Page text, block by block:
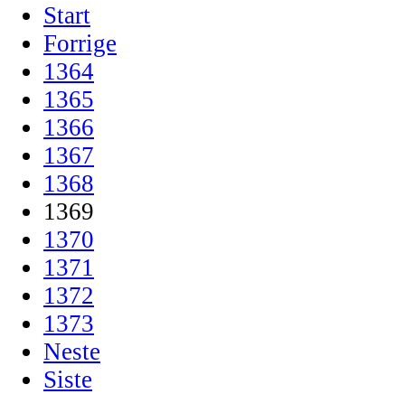
Start
Forrige
1364
1365
1366
1367
1368
1369
1370
1371
1372
1373
Neste
Siste